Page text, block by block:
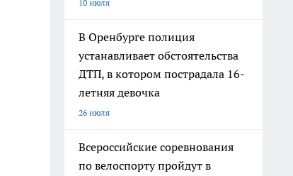
10 июля
В Оренбурге полиция
устанавливает обстоятельства
ДТП, в котором пострадала 16-
летняя девочка
26 июля
Всероссийские соревнования
по велоспорту пройдут в